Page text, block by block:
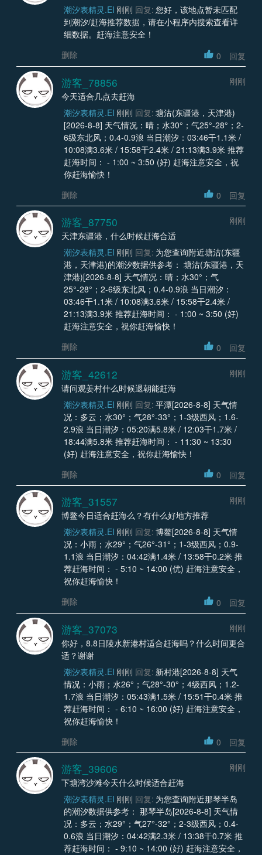
潮汐表精灵.EI 刚刚 回复: 您好，该地点暂未匹配
到潮汐/赶海推荐数据，请在小程序内搜索查看详
细数据。赶海注意安全！
删除
0 回复
游客_78856
刚刚
今天适合几点去赶海
潮汐表精灵.EI 刚刚 回复: 塘沽(东疆港，天津港)
[2026-8-8] 天气情况：晴；水30°；气25°-28°；2-
6级东北风；0.4-0.9浪 当日潮汐：03:46干1.1米 /
10:08满3.6米 / 15:58干2.4米 / 21:13满3.9米 推荐
赶海时间： - 1:00 ~ 3:50 (好) 赶海注意安全，祝
你赶海愉快！
删除
0 回复
游客_87750
刚刚
天津东疆港，什么时候赶海合适
潮汐表精灵.EI 刚刚 回复: 为您查询附近塘沽(东疆
港，天津港)的潮汐数据供参考： 塘沽(东疆港，天
津港)[2026-8-8] 天气情况：晴；水30°；气
25°-28°；2-6级东北风；0.4-0.9浪 当日潮汐：
03:46干1.1米 / 10:08满3.6米 / 15:58干2.4米 /
21:13满3.9米 推荐赶海时间： - 1:00 ~ 3:50 (好)
赶海注意安全，祝你赶海愉快！
删除
0 回复
游客_42612
刚刚
请问观姜村什么时候退朝能赶海
潮汐表精灵.EI 刚刚 回复: 平潭[2026-8-8] 天气情
况：多云；水30°；气28°-33°；1-3级西风；1.6-
2.9浪 当日潮汐：05:20满5.8米 / 12:03干1.7米 /
18:44满5.8米 推荐赶海时间： - 11:30 ~ 13:30
(好) 赶海注意安全，祝你赶海愉快！
删除
0 回复
游客_31557
刚刚
博鳌今日适合赶海么？有什么好地方推荐
潮汐表精灵.EI 刚刚 回复: 博鳌[2026-8-8] 天气情
况：小雨；水29°；气26°-31°；1-3级西风；0.9-
1.1浪 当日潮汐：04:42满1.4米 / 13:58干0.2米 推
荐赶海时间： - 5:10 ~ 14:00 (优) 赶海注意安全，
祝你赶海愉快！
删除
0 回复
游客_37073
刚刚
你好，8.8日陵水新港村适合赶海吗？什么时间更合
适？谢谢
潮汐表精灵.EI 刚刚 回复: 新村港[2026-8-8] 天气
情况：小雨；水26°；气28°-30°；4级西风；1.2-
1.7浪 当日潮汐：05:43满1.5米 / 15:51干0.4米 推
荐赶海时间： - 6:10 ~ 16:00 (好) 赶海注意安全，
祝你赶海愉快！
删除
0 回复
游客_39606
刚刚
下塘湾沙滩今天什么时候适合赶海
潮汐表精灵.EI 刚刚 回复: 为您查询附近那琴半岛
的潮汐数据供参考： 那琴半岛[2026-8-8] 天气情
况：多云；水29°；气27°-32°；2-3级西风；0.4-
0.6浪 当日潮汐：04:42满2.3米 / 13:38干0.7米 推
荐赶海时间： - 9:10 ~ 14:00 (好) 赶海注意安全，